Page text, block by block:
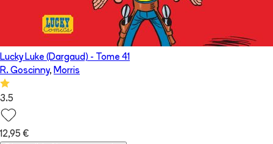
Lucky Luke (Dargaud) - Tome 41
R. Goscinny, Morris
3.5
12,95 €